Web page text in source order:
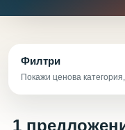
Филтри
Покажи ценова
1